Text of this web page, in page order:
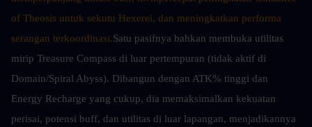
of Theosis untuk sekutu Hexerei, dan meningkatkan performa
serangan terkoordinasi.Satu pasifnya bahkan membuka utilitas
mirip Treasure Compass di luar pertempuran (tidak aktif di
Domain/Spiral Abyss). Dibangun dengan ATK% tinggi dan
Energy Recharge yang cukup, dia memaksimalkan kekuatan
perisai, potensi buff, dan utilitas di luar lapangan, menjadikannya